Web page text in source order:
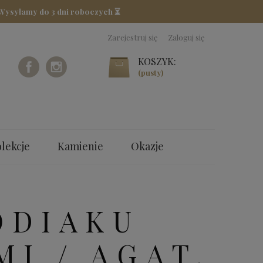
do 3 dni roboczych ⏳
Zarejestruj się Zaloguj się
KOSZYK:
(pusty)
Kamienie Okazje
/ AGAT,